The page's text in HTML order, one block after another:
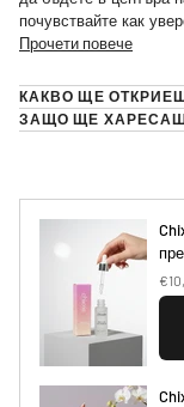
почувствайте как
Прочети повече
КАКВО ЩЕ
ЗАЩО ЩЕ ХАРЕСАШ